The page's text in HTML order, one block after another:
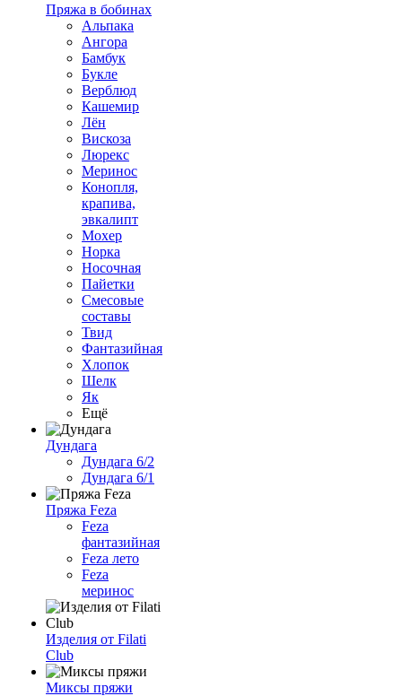
Пряжа в бобинах
Альпака
Ангора
Бамбук
Букле
Верблюд
Кашемир
Лён
Вискоза
Люрекс
Меринос
Конопля,
крапива,
эвкалипт
Мохер
Норка
Носочная
Пайетки
Смесовые
составы
Твид
Фантазийная
Хлопок
Шелк
Як
Ещё
Дундага
Дундага 6/2
Дундага 6/1
Пряжа Feza
Feza
фантазийная
Feza лето
Feza
меринос
Изделия от Filati
Club
Миксы пряжи